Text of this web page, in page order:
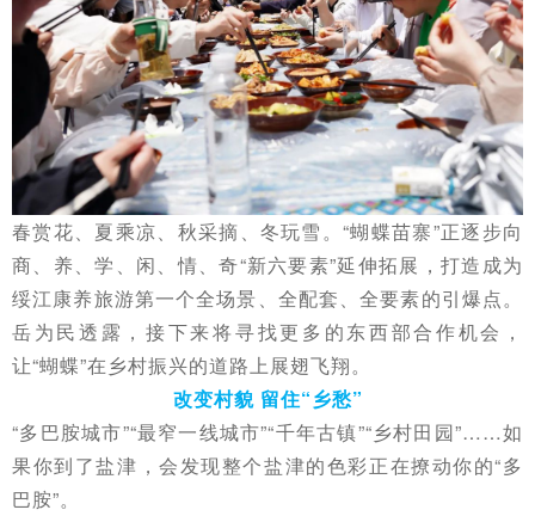
春赏花、夏乘凉、秋采摘、冬玩雪。“蝴蝶苗寨”正逐步向
商、养、学、闲、情、奇“新六要素”延伸拓展，打造成为
绥江康养旅游第一个全场景、全配套、全要素的引爆点。
岳为民透露，接下来将寻找更多的东西部合作机会，
让“蝴蝶”在乡村振兴的道路上展翅飞翔。
改变村貌 留住“乡愁”
“多巴胺城市”“最窄一线城市”“千年古镇”“乡村田园”……如
果你到了盐津，会发现整个盐津的色彩正在撩动你的“多
巴胺”。